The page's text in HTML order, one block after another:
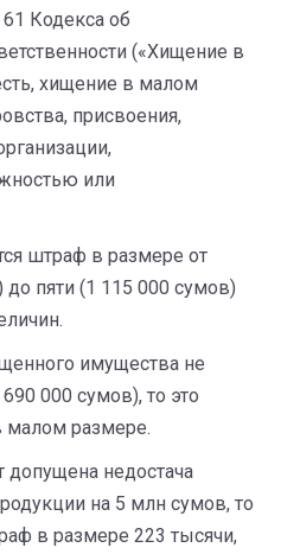
Кодекса об
(«Хищение в
хищение в малом
присвоения,
или
штраф в размере от
пяти (1 115 000 сумов)
имущества не
000 сумов), то это
малом размере.
допущена недостача
на 5 млн сумов, то
в размере 223 тысячи,